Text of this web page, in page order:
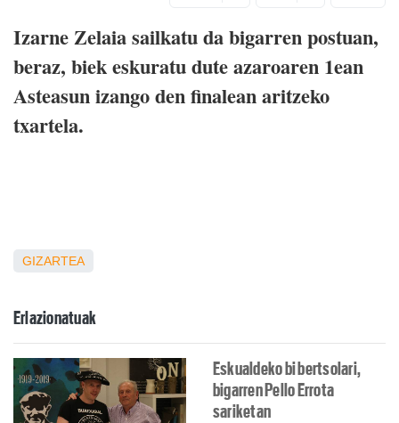
Izarne Zelaia sailkatu da bigarren postuan,
beraz, biek eskuratu dute azaroaren 1ean
Asteasun izango den finalean aritzeko
txartela.
GIZARTEA
Erlazionatuak
Eskualdeko bi bertsolari,
bigarren Pello Errota
sariketan